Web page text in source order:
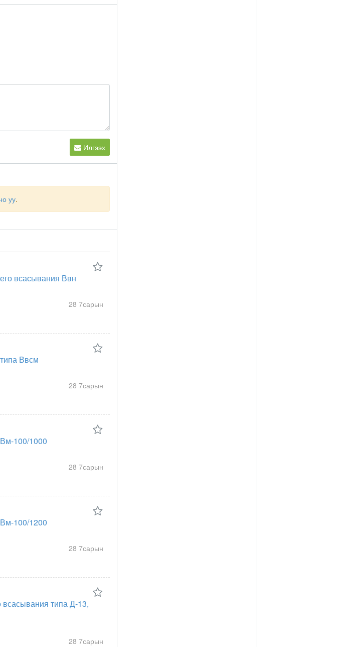
Илгээх
уу.
всасывания Ввн
28 7сарын
Ввсм
28 7сарын
100/1000
28 7сарын
100/1200
28 7сарын
типа Д-13,
28 7сарын